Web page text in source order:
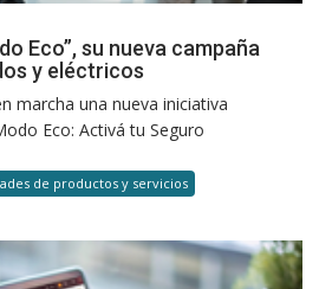
Eco”, su nueva campaña
y eléctricos
marcha una nueva iniciativa
Eco: Activá tu Seguro
de productos y servicios